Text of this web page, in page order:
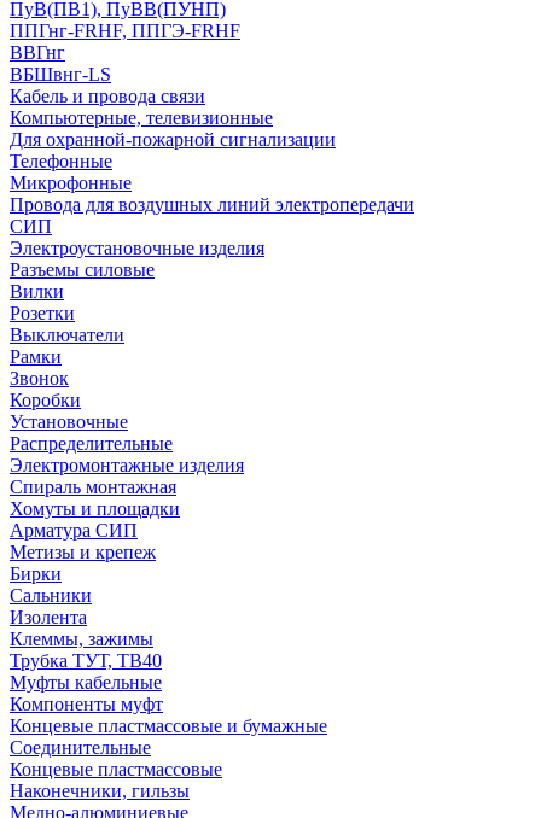
ПуВ(ПВ1), ПуВВ(ПУНП)
ППГнг-FRHF, ППГЭ-FRHF
ВВГнг
ВБШвнг-LS
Кабель и провода связи
Компьютерные, телевизионные
Для охранной-пожарной сигнализации
Телефонные
Микрофонные
Провода для воздушных линий электропередачи
СИП
Электроустановочные изделия
Разъемы силовые
Вилки
Розетки
Выключатели
Рамки
Звонок
Коробки
Установочные
Распределительные
Электромонтажные изделия
Спираль монтажная
Хомуты и площадки
Арматура СИП
Метизы и крепеж
Бирки
Сальники
Изолента
Клеммы, зажимы
Трубка ТУТ, ТВ40
Муфты кабельные
Компоненты муфт
Концевые пластмассовые и бумажные
Соединительные
Концевые пластмассовые
Наконечники, гильзы
Медно-алюминиевые